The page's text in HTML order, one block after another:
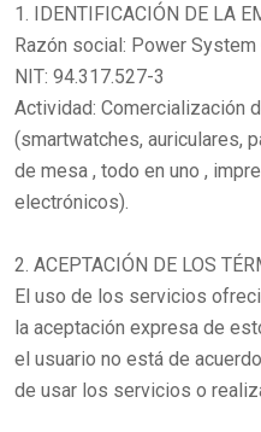
1. IDENTIFICACIÓN DE LA
Razón social: Power System
NIT: 94.317.527-3
Actividad: Comercialización
(smartwatches, auriculares,
de mesa , todo en uno ,
electrónicos).
2. ACEPTACIÓN DE LOS
El uso de los servicios
la aceptación expresa de
el usuario no está de
de usar los servicios o